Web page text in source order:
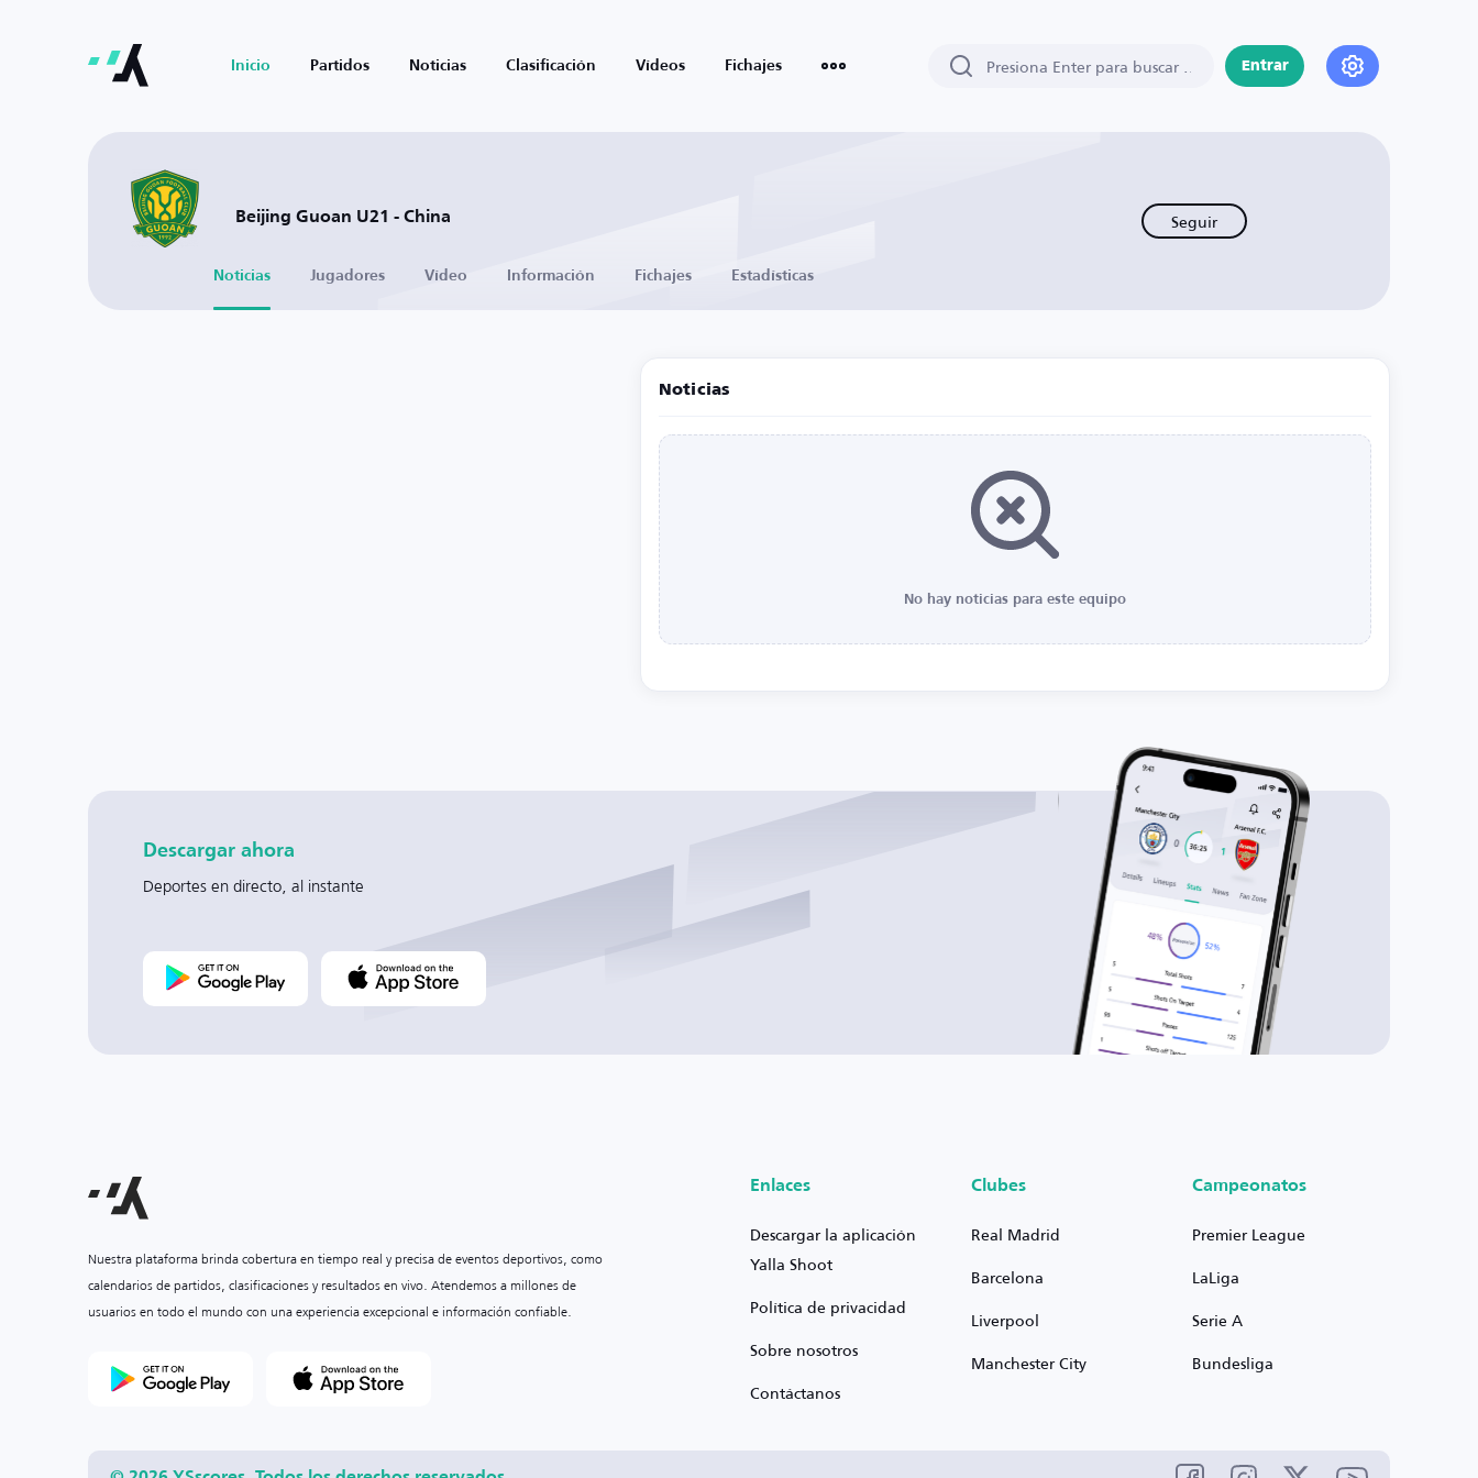
Inicio Partidos Noticias Clasificación Vídeos Fichajes Entrar
Beijing Guoan U21 - China Seguir
Noticias Jugadores Vídeo Información Fichajes Estadísticas
Noticias
No hay noticias para este equipo
Descargar ahora
Deportes en directo, al instante
Nuestra plataforma brinda cobertura en tiempo real y precisa de eventos deportivos, como
calendarios de partidos, clasificaciones y resultados en vivo. Atendemos a millones de
usuarios en todo el mundo con una experiencia excepcional e información confiable.
Enlaces
Descargar la aplicación
Yalla Shoot
Política de privacidad
Sobre nosotros
Contáctanos
Clubes
Real Madrid
Barcelona
Liverpool
Manchester City
Campeonatos
Premier League
LaLiga
Serie A
Bundesliga